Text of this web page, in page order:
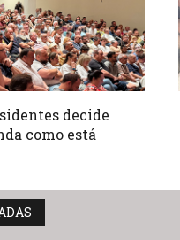
decide
como está